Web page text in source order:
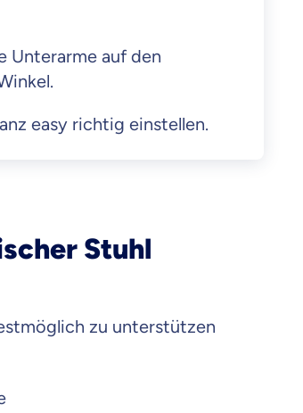
Unterarme auf den
easy richtig einstellen.
Stuhl
zu unterstützen